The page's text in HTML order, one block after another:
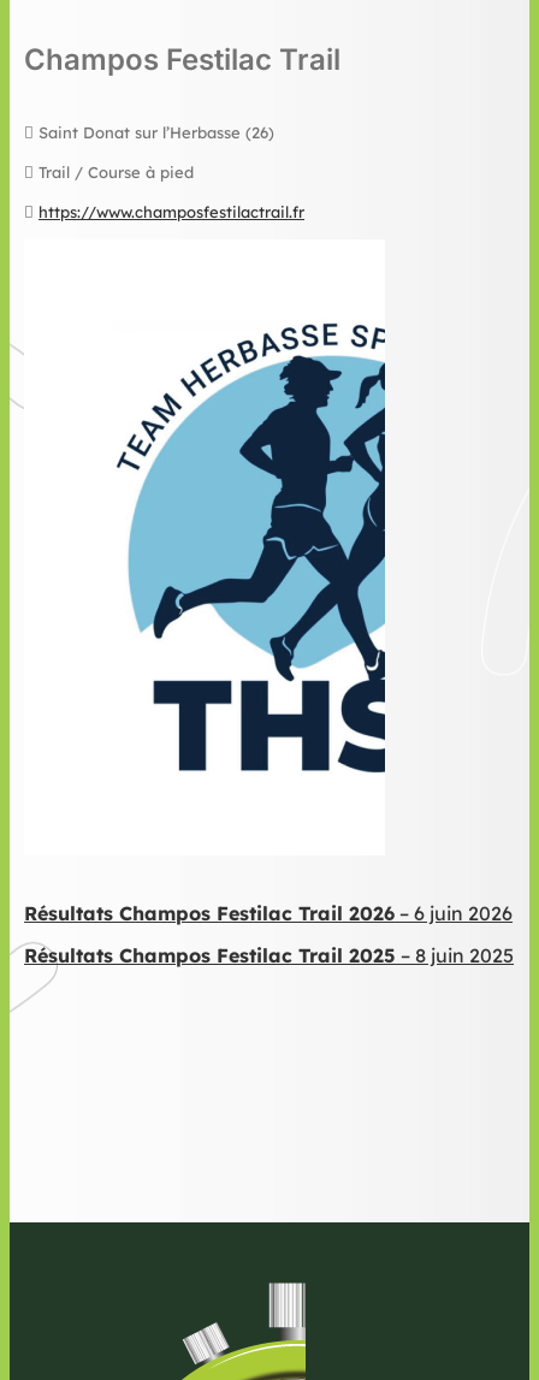
Champos Festilac Trail
Saint Donat sur l’Herbasse (26)
Trail / Course à pied
https://www.champosfestilactrail.fr
Résultats Champos Festilac Trail 2026 – 6 juin 2026
Résultats Champos Festilac Trail 2025 – 8 juin 2025